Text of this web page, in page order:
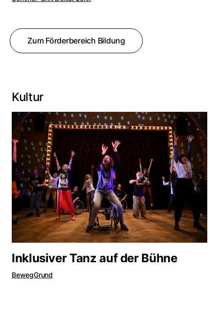
Zum Förderbereich Bildung
Kultur
Inklusiver Tanz auf der Bühne
BewegGrund